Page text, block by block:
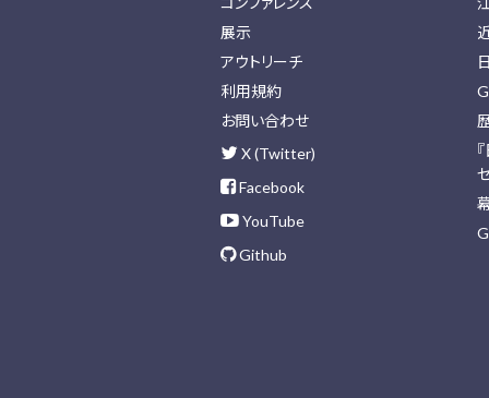
展示
アウトリーチ
利用規約
お問い合わせ
X (Twitter)
Facebook
YouTube
Github